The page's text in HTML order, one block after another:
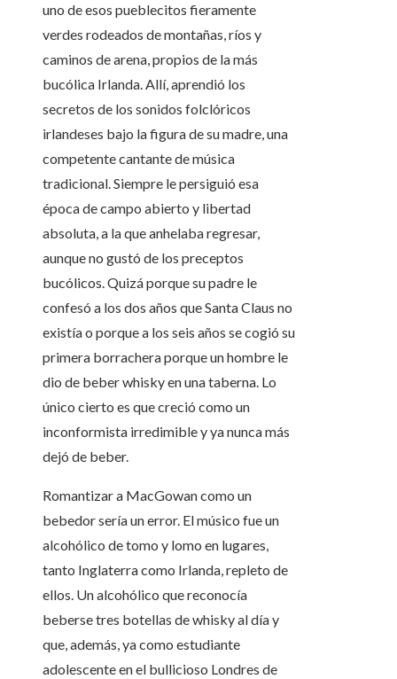
uno de esos pueblecitos fieramente
verdes rodeados de montañas, ríos y
caminos de arena, propios de la más
bucólica Irlanda. Allí, aprendió los
secretos de los sonidos folclóricos
irlandeses bajo la figura de su madre, una
competente cantante de música
tradicional. Siempre le persiguió esa
época de campo abierto y libertad
absoluta, a la que anhelaba regresar,
aunque no gustó de los preceptos
bucólicos. Quizá porque su padre le
confesó a los dos años que Santa Claus no
existía o porque a los seis años se cogió su
primera borrachera porque un hombre le
dio de beber whisky en una taberna. Lo
único cierto es que creció como un
inconformista irredimible y ya nunca más
dejó de beber.
Romantizar a MacGowan como un
bebedor sería un error. El músico fue un
alcohólico de tomo y lomo en lugares,
tanto Inglaterra como Irlanda, repleto de
ellos. Un alcohólico que reconocía
beberse tres botellas de whisky al día y
que, además, ya como estudiante
adolescente en el bullicioso Londres de